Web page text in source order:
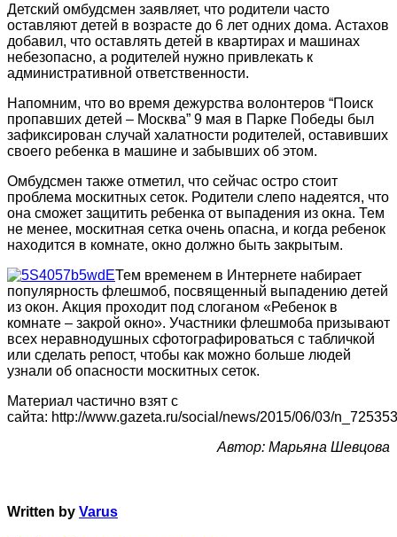
Детский омбудсмен заявляет, что родители часто
оставляют детей в возрасте до 6 лет одних дома. Астахов
добавил, что оставлять детей в квартирах и машинах
небезопасно, а родителей нужно привлекать к
административной ответственности.
Напомним, что во время дежурства волонтеров “Поиск
пропавших детей – Москва” 9 мая в Парке Победы был
зафиксирован случай халатности родителей, оставивших
своего ребенка в машине и забывших об этом.
Омбудсмен также отметил, что сейчас остро стоит
проблема москитных сеток. Родители слепо надеятся, что
она сможет защитить ребенка от выпадения из окна. Тем
не менее, москитная сетка очень опасна, и когда ребенок
находится в комнате, окно должно быть закрытым.
Тем временем в Интернете набирает
популярность флешмоб, посвященный выпадению детей
из окон. Акция проходит под слоганом «Ребенок в
комнате – закрой окно». Участники флешмоба призывают
всех неравнодушных сфотографироваться с табличкой
или сделать репост, чтобы как можно больше людей
узнали об опасности москитных сеток.
Материал частично взят с
сайта: http://www.gazeta.ru/social/news/2015/06/03/
Автор: Марьяна Шевцова
Written by Varus